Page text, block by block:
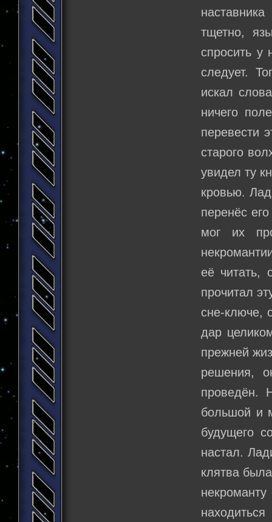
тщетно,
спросить у
следует.
искал
ничего
перевести
старого
увидел ту
кровью.
перенёс
мог их
её
прочитал
сне-ключе,
дар
прежней
решения,
проведён.
большой и
будущего
настал.
клятва